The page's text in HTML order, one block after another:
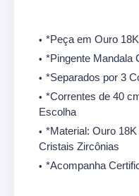
*Peça em Ouro 18K
*Pingente Mandala
*Separados por 3
*Correntes de 40
Escolha
*Material: Ouro
Cristais Zircônias
*Acompanha